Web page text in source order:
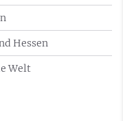
Hessen
Welt